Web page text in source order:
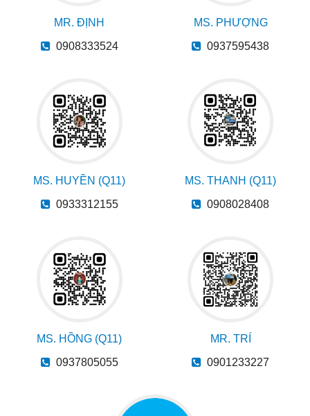
MR. ĐỊNH
0908333524
MS. PHƯỢNG
0937595438
MS. HUYỀN (Q11)
0933312155
MS. THANH (Q11)
0908028408
MS. HỒNG (Q11)
0937805055
MR. TRÍ
0901233227